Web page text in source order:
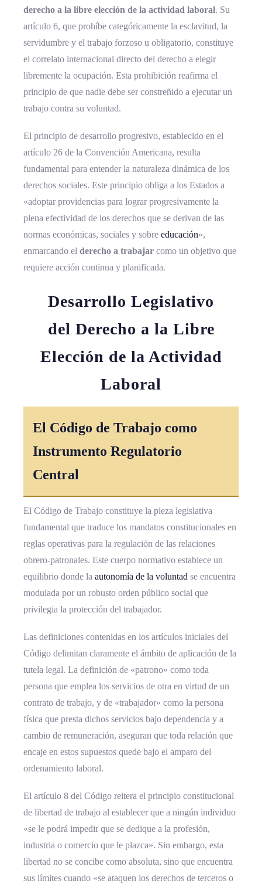
derecho a la libre elección de la actividad laboral. Su
artículo 6, que prohíbe categóricamente la esclavitud, la
servidumbre y el trabajo forzoso u obligatorio, constituye
el correlato internacional directo del derecho a elegir
libremente la ocupación. Esta prohibición reafirma el
principio de que nadie debe ser constreñido a ejecutar un
trabajo contra su voluntad.
El principio de desarrollo progresivo, establecido en el
artículo 26 de la Convención Americana, resulta
fundamental para entender la naturaleza dinámica de los
derechos sociales. Este principio obliga a los Estados a
«adoptar providencias para lograr progresivamente la
plena efectividad de los derechos que se derivan de las
normas económicas, sociales y sobre educación»,
enmarcando el derecho a trabajar como un objetivo que
requiere acción continua y planificada.
Desarrollo Legislativo
del Derecho a la Libre
Elección de la Actividad
Laboral
El Código de Trabajo como
Instrumento Regulatorio
Central
El Código de Trabajo constituye la pieza legislativa
fundamental que traduce los mandatos constitucionales en
reglas operativas para la regulación de las relaciones
obrero-patronales. Este cuerpo normativo establece un
equilibrio donde la autonomía de la voluntad se encuentra
modulada por un robusto orden público social que
privilegia la protección del trabajador.
Las definiciones contenidas en los artículos iniciales del
Código delimitan claramente el ámbito de aplicación de la
tutela legal. La definición de «patrono» como toda
persona que emplea los servicios de otra en virtud de un
contrato de trabajo, y de «trabajador» como la persona
física que presta dichos servicios bajo dependencia y a
cambio de remuneración, aseguran que toda relación que
encaje en estos supuestos quede bajo el amparo del
ordenamiento laboral.
El artículo 8 del Código reitera el principio constitucional
de libertad de trabajo al establecer que a ningún individuo
«se le podrá impedir que se dedique a la profesión,
industria o comercio que le plazca». Sin embargo, esta
libertad no se concibe como absoluta, sino que encuentra
sus límites cuando «se ataquen los derechos de terceros o